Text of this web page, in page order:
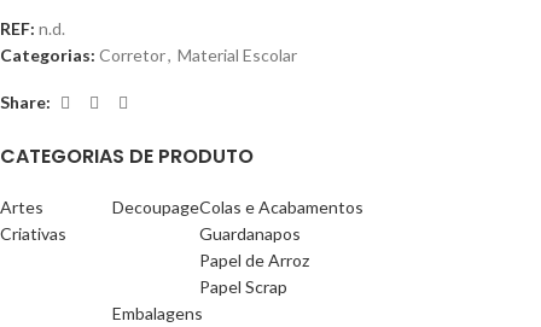
REF: n.d.
Categorias: Corretor, Material Escolar
Share:
CATEGORIAS DE PRODUTO
Artes
Criativas
DecoupageColas e Acabamentos
Guardanapos
Papel de Arroz
Papel Scrap
Embalagens